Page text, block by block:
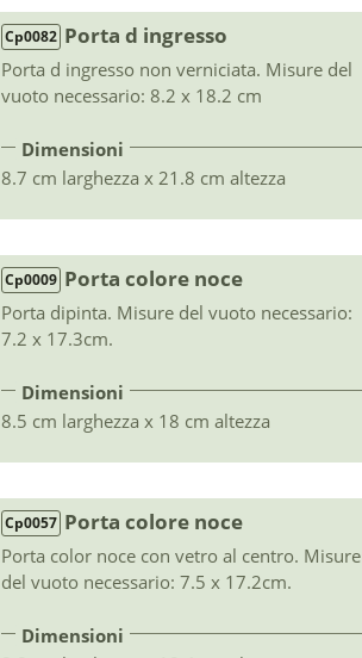
Cp0082 Porta d ingresso
Porta d ingresso non verniciata. Misure del
vuoto necessario: 8.2 x 18.2 cm
Dimensioni
8.7 cm larghezza x 21.8 cm altezza
Cp0009 Porta colore noce
Porta dipinta. Misure del vuoto necessario:
7.2 x 17.3cm.
Dimensioni
8.5 cm larghezza x 18 cm altezza
Cp0057 Porta colore noce
Porta color noce con vetro al centro. Misure
del vuoto necessario: 7.5 x 17.2cm.
Dimensioni